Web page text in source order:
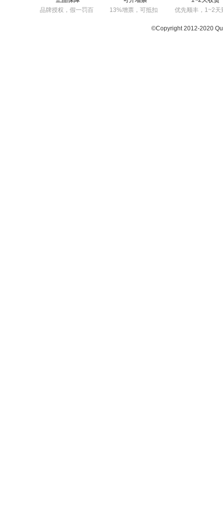
品牌授权，假一罚百
13%增票，可抵扣
优先顺丰，1~2天
©Copyright 2012-2020